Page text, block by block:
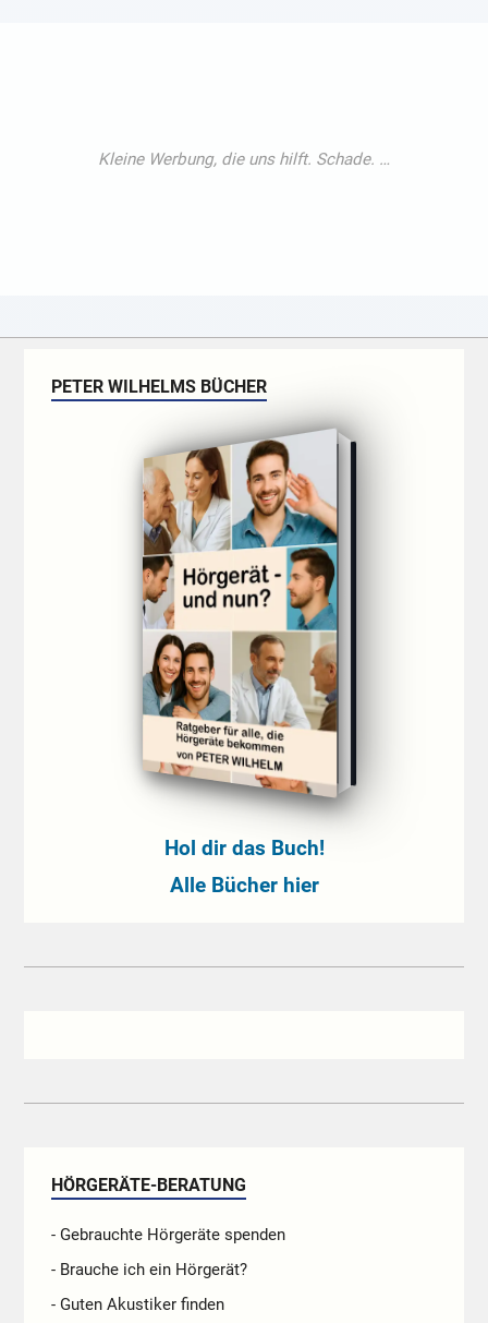
PETER WILHELMS BÜCHER
Hol dir das Buch!
Alle Bücher hier
HÖRGERÄTE-BERATUNG
- Gebrauchte Hörgeräte spenden
- Brauche ich ein Hörgerät?
- Guten Akustiker finden